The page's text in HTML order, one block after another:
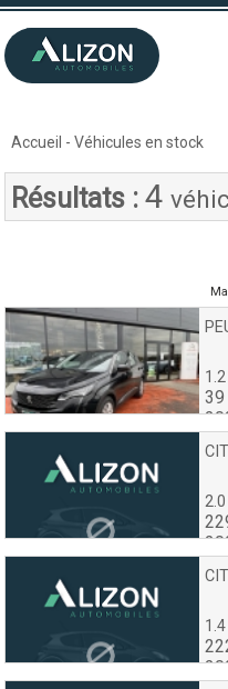
Accueil - Véhicules en stock
Résultats :4
39